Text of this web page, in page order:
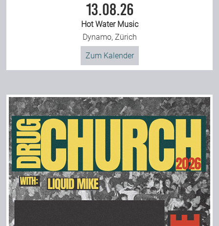
13.08.26
Hot Water Music
Dynamo, Zürich
Zum Kalender